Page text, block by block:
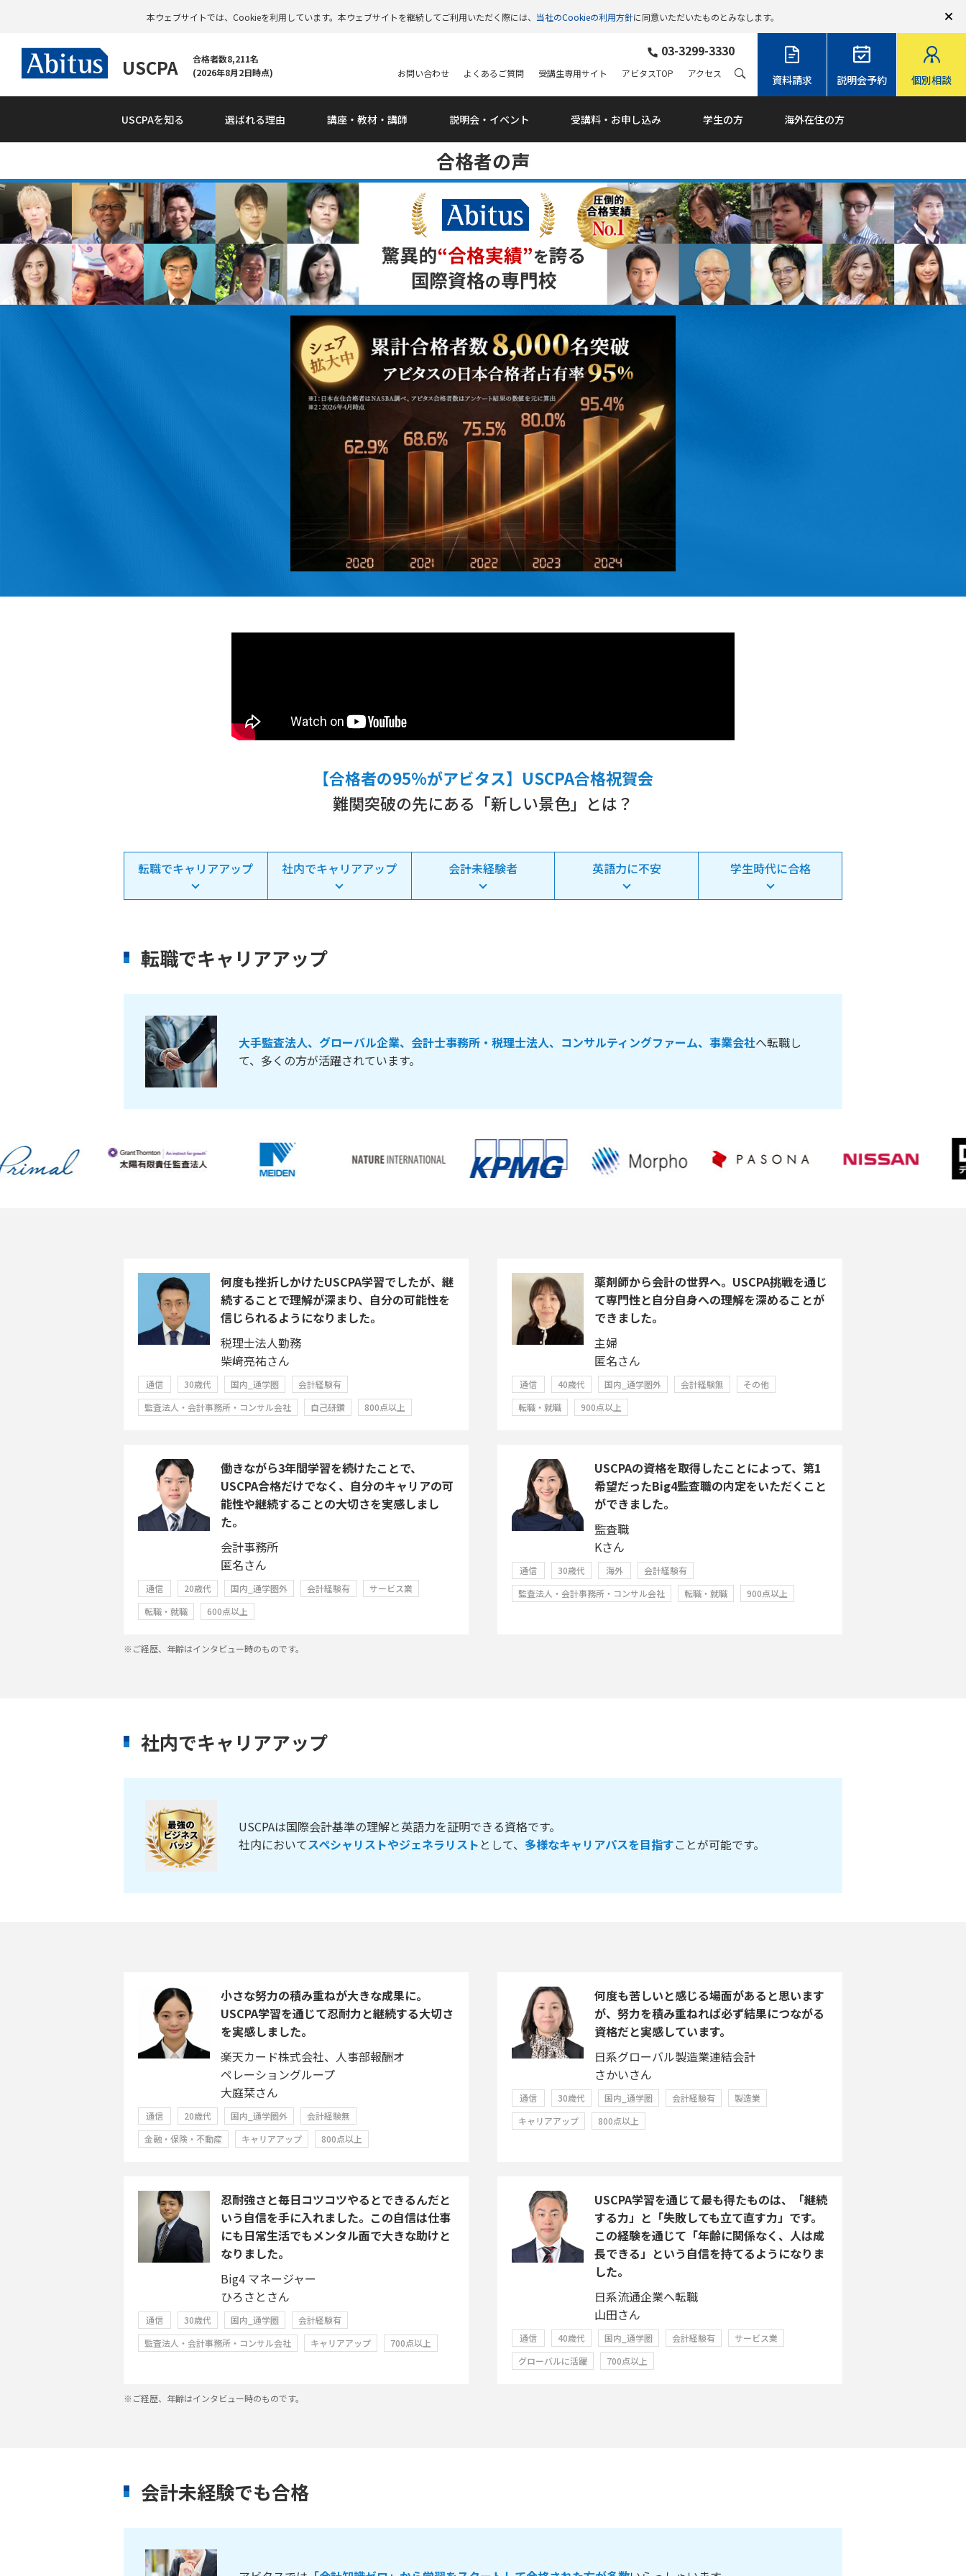
本ウェブサイトでは、Cookieを利用しています。本ウェブサイトを継続してご利用いただく際には、 当社のCookieの利用方針に同意いただいたものとみなします。
USCPA
合格者数8,211名
(2026年8月2日時点)
資料請求 説明会予約 個別相談
03-3299-3330
USCPAを知る 選ばれる理由 講座・教材・講師 説明会・ イベント 受講料・ お申し込み 学生の方 海外在住の方
お問い合わせ よくあるご質問 受講生専用サイト アビタスTOP アクセス
合格者の声
【合格者の95%がアビタス】USCPA合格祝賀会
難関突破の先にある「新しい景色」とは？
転職でキャリアアップ 社内でキャリアアップ 会計未経験者 英語力に不安 学生時代に合格
転職でキャリアアップ
大手監査法人、グローバル企業、会計士事務所・税理士法人、コンサルティングファーム、事業会社へ転職し
て、多くの方が活躍されています。
何度も挫折しかけたUSCPA学習でしたが、継
続することで理解が深まり、自分の可能性を
信じられるようになりました。
税理士法人勤務
柴﨑亮祐さん
通信 30歳代 国内_通学圏
会計経験有
監査法人・会計事務所・コンサル会社
自己研鑽 800点以上
薬剤師から会計の世界へ。USCPA挑戦を通じ
て専門性と自分自身への理解を深めることが
できました。
主婦
匿名さん
通信 40歳代 国内_通学圏外 会計経験無
その他
転職・就職
900点以上
働きながら3年間学習を続けたことで、
USCPA合格だけでなく、自分のキャリアの可
能性や継続することの大切さを実感しまし
た。
会計事務所
匿名さん
通信 20歳代 国内_通学圏外 会計経験有
サービス業
転職・就職
600点以上
USCPAの資格を取得したことによって、第1
希望だったBig4監査職の内定をいただくこと
ができました。
監査職
Kさん
通信 30歳代 海外
会計経験有
監査法人・会計事務所・コンサル会社
転職・就職 900点以上
※ご経歴、年齢はインタビュー時のものです。
社内でキャリアアップ
USCPAは国際会計基準の理解と英語力を証明できる資格です。
社内においてスペシャリストやジェネラリスト として、 多様なキャリアパスを目指すことが可能です。
小さな努力の積み重ねが大きな成果に。
USCPA学習を通じて忍耐力と継続する大切さ
を実感しました。
楽天カード株式会社、人事部報酬オ
ペレーショングループ
大庭栞さん
通信 20歳代 国内_通学圏外
会計経験無
金融・保険・不動産
キャリアアップ 800点以上
何度も苦しいと感じる場面があると思います
が、努力を積み重ねれば必ず結果につながる
資格だと実感しています。
日系グローバル製造業連結会計
さかいさん
通信 30歳代 国内_通学圏 会計経験有
製造業
キャリアアップ
800点以上
忍耐強さと毎日コツコツやるとできるんだと
いう自信を手に入れました。この自信は仕事
にも日常生活でもメンタル面で大きな助けと
なりました。
Big4 マネージャー
ひろさとさん
通信 30歳代 国内_通学圏
会計経験有
監査法人・会計事務所・コンサル会社
キャリアアップ 700点以上
USCPA学習を通じて最も得たものは、「継続
する力」と「失敗しても立て直す力」です。
この経験を通じて「年齢に関係なく、人は成
長できる」という自信を持てるようになりま
した。
日系流通企業へ転職
山田さん
通信 40歳代 国内_通学圏 会計経験有
サービス業
グローバルに活躍
700点以上
※ご経歴、年齢はインタビュー時のものです。
会計未経験でも合格